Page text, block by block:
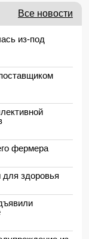
Все новости
из-под
фермера
для здоровья